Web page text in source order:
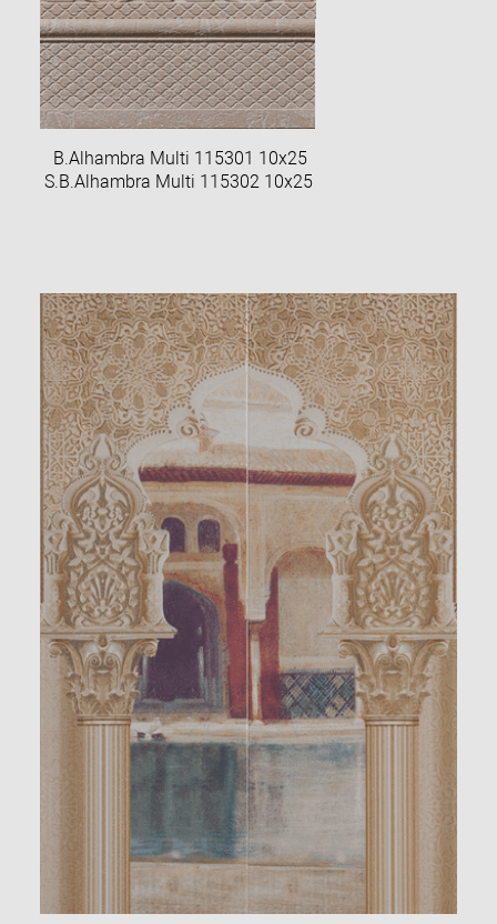
B.Alhambra Multi 115301 10х25
S.B.Alhambra Multi 115302 10х25